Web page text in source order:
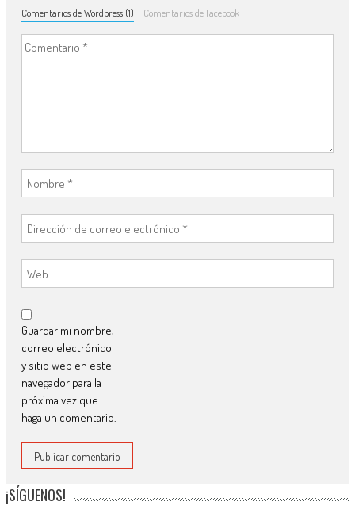
Comentarios de Wordpress (1) Comentarios de Facebook
Guardar mi nombre,
correo electrónico
y sitio web en este
navegador para la
próxima vez que
haga un comentario.
¡SÍGUENOS!